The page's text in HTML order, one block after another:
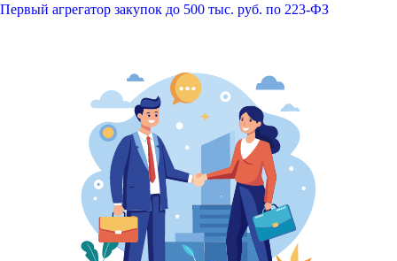
Первый агрегатор закупок до 500 тыс. руб. по 223-ФЗ